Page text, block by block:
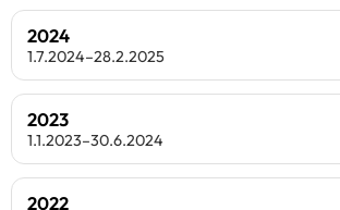
2024
1.7.2024–28.2.2025
2023
1.1.2023–30.6.2024
2022